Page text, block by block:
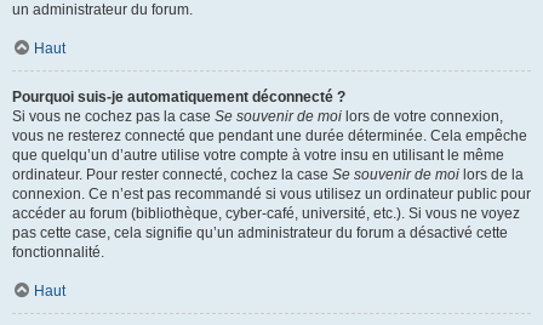
un administrateur du forum.
Haut
Pourquoi suis-je automatiquement déconnecté ?
Si vous ne cochez pas la case Se souvenir de moi lors de votre connexion,
vous ne resterez connecté que pendant une durée déterminée. Cela empêche
que quelqu’un d’autre utilise votre compte à votre insu en utilisant le même
ordinateur. Pour rester connecté, cochez la case Se souvenir de moi lors de la
connexion. Ce n’est pas recommandé si vous utilisez un ordinateur public pour
accéder au forum (bibliothèque, cyber-café, université, etc.). Si vous ne voyez
pas cette case, cela signifie qu’un administrateur du forum a désactivé cette
fonctionnalité.
Haut